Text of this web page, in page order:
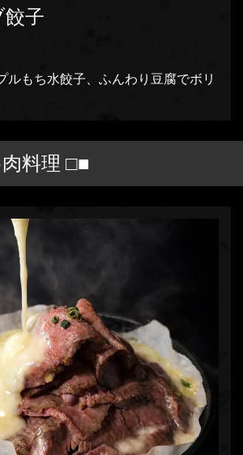
餃子
ルもち水餃子、ふんわり豆腐でボリ
料理 □■